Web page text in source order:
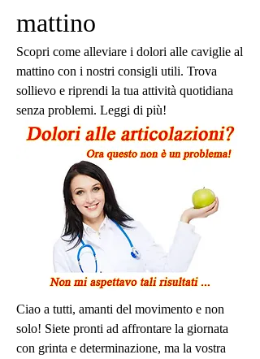
mattino
Scopri come alleviare i dolori alle caviglie al
mattino con i nostri consigli utili. Trova
sollievo e riprendi la tua attività quotidiana
senza problemi. Leggi di più!
Ciao a tutti, amanti del movimento e non
solo! Siete pronti ad affrontare la giornata
con grinta e determinazione, ma la vostra